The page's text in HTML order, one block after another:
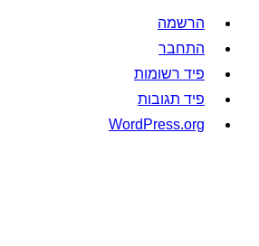
הרשמה
התחבר
פיד רשומות
פיד תגובות
WordPress.org